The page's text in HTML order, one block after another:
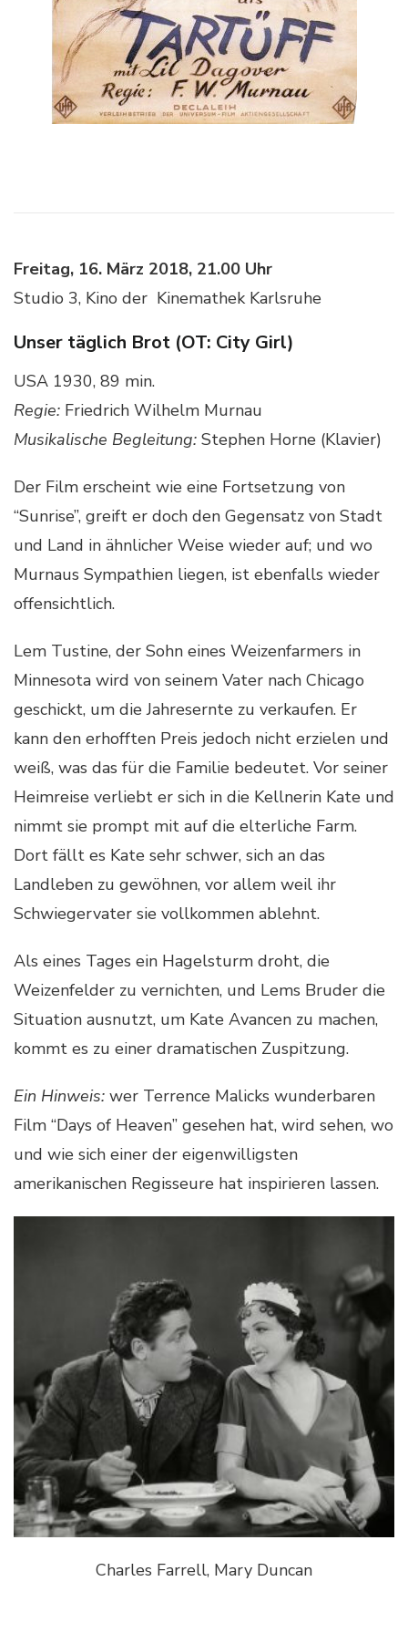
Freitag, 16. März 2018, 21.00 Uhr
Studio 3, Kino der Kinemathek Karlsruhe
Unser täglich Brot (OT: City Girl)
USA 1930, 89 min.
Regie: Friedrich Wilhelm Murnau
Musikalische Begleitung: Stephen Horne (Klavier)
Der Film erscheint wie eine Fortsetzung von
“Sunrise”, greift er doch den Gegensatz von Stadt
und Land in ähnlicher Weise wieder auf; und wo
Murnaus Sympathien liegen, ist ebenfalls wieder
offensichtlich.
Lem Tustine, der Sohn eines Weizenfarmers in
Minnesota wird von seinem Vater nach Chicago
geschickt, um die Jahresernte zu verkaufen. Er
kann den erhofften Preis jedoch nicht erzielen und
weiß, was das für die Familie bedeutet. Vor seiner
Heimreise verliebt er sich in die Kellnerin Kate und
nimmt sie prompt mit auf die elterliche Farm.
Dort fällt es Kate sehr schwer, sich an das
Landleben zu gewöhnen, vor allem weil ihr
Schwiegervater sie vollkommen ablehnt.
Als eines Tages ein Hagelsturm droht, die
Weizenfelder zu vernichten, und Lems Bruder die
Situation ausnutzt, um Kate Avancen zu machen,
kommt es zu einer dramatischen Zuspitzung.
Ein Hinweis: wer Terrence Malicks wunderbaren
Film “Days of Heaven” gesehen hat, wird sehen, wo
und wie sich einer der eigenwilligsten
amerikanischen Regisseure hat inspirieren lassen.
Charles Farrell, Mary Duncan